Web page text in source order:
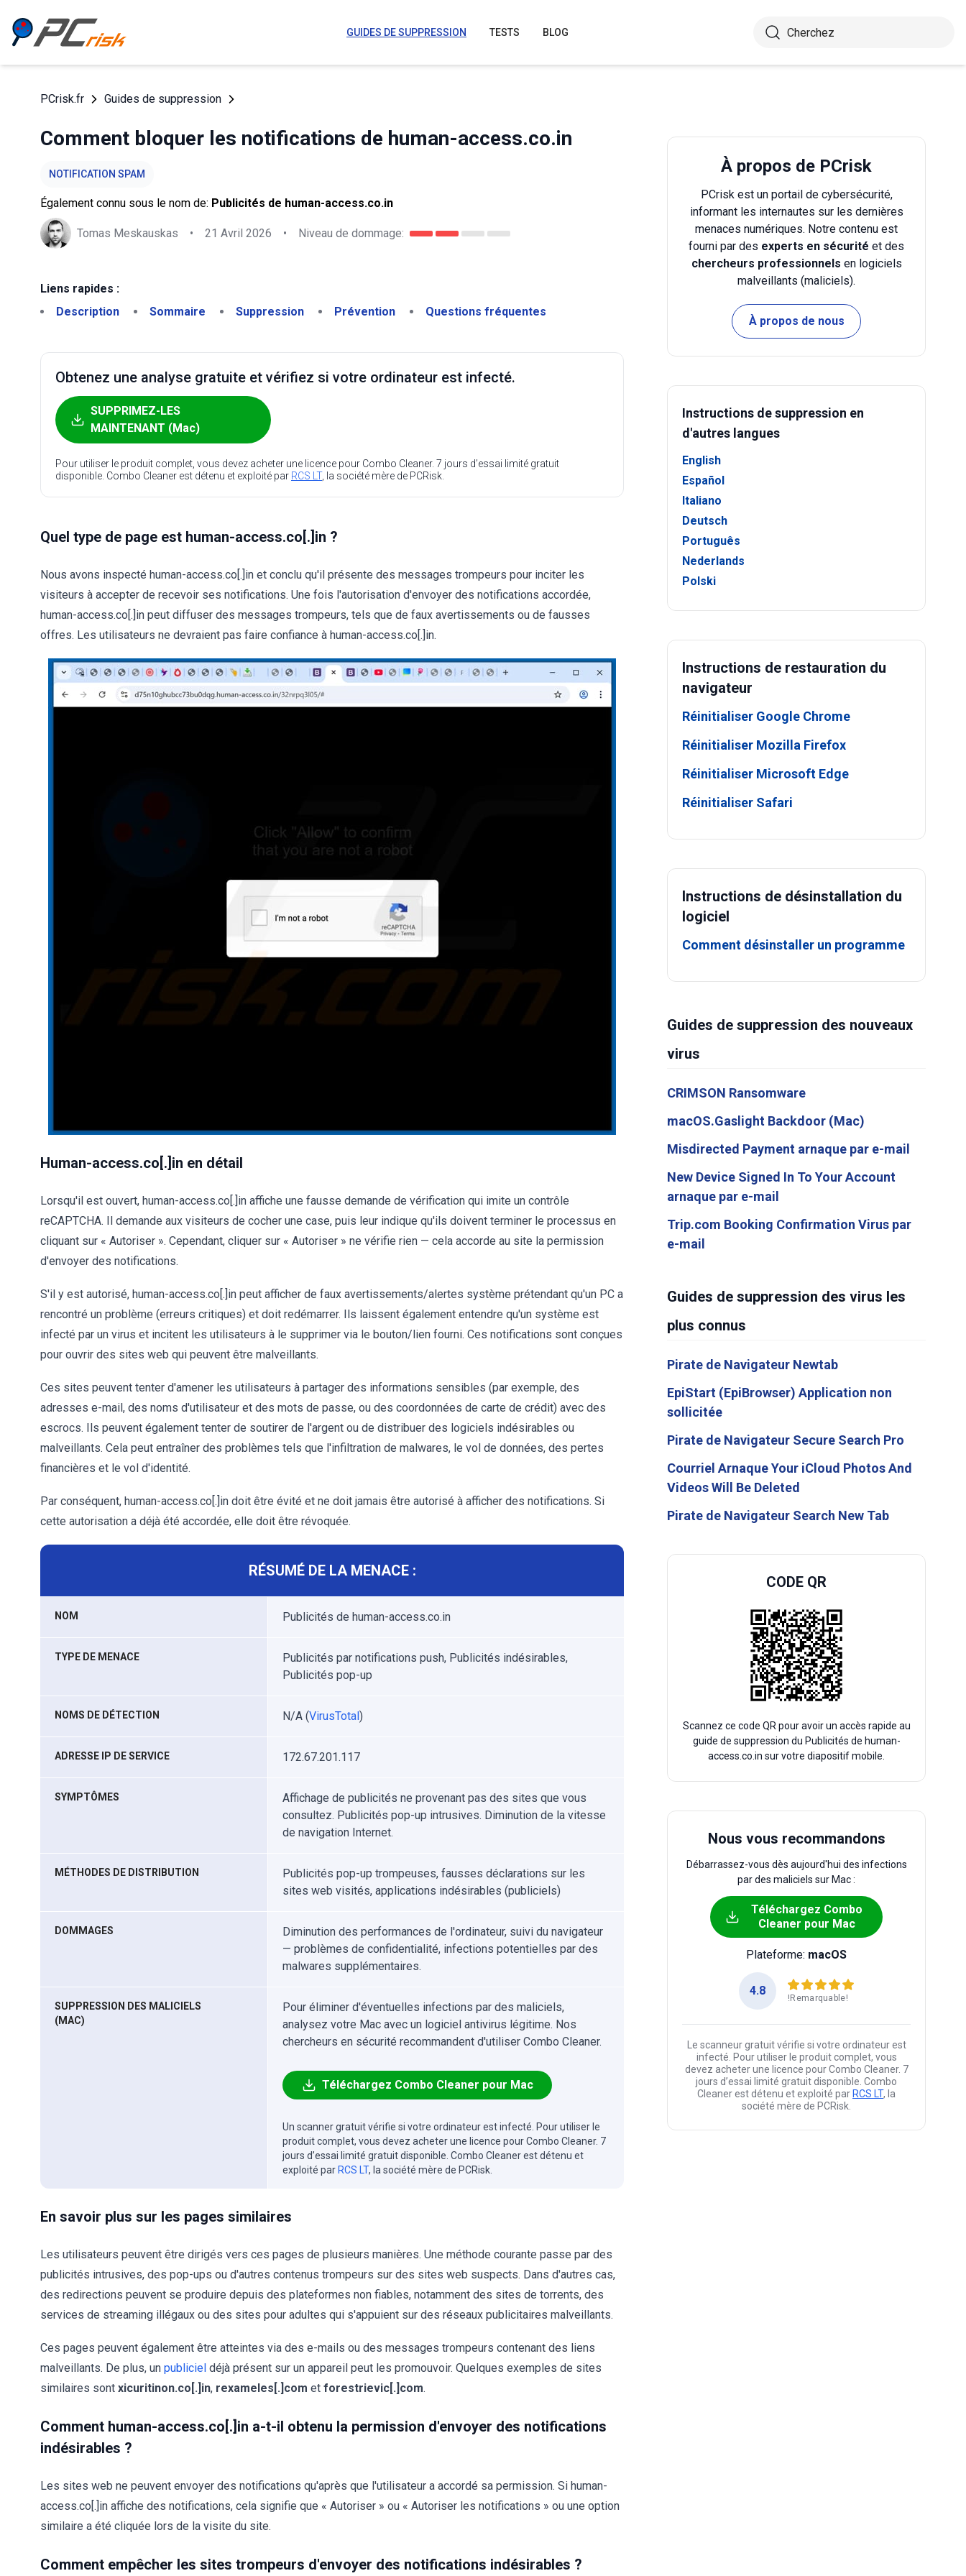
GUIDES DE SUPPRESSION TESTS BLOG
PCrisk.fr Guides de suppression
Comment bloquer les notifications de human-access.co.in
NOTIFICATION SPAM
Également connu sous le nom de: Publicités de human-access.co.in
Tomas Meskauskas • 21 Avril 2026 • Niveau de dommage:
Liens rapides :
Description
Sommaire Suppression Prévention Questions fréquentes
Obtenez une analyse gratuite et vérifiez si votre ordinateur est infecté.
SUPPRIMEZ-LES
MAINTENANT (Mac)
Pour utiliser le produit complet, vous devez acheter une licence pour Combo Cleaner. 7 jours d’essai limité gratuit
disponible. Combo Cleaner est détenu et exploité par RCS LT, la société mère de PCRisk.
Quel type de page est human-access.co[.]in ?
Nous avons inspecté human-access.co[.]in et conclu qu'il présente des messages trompeurs pour inciter les
visiteurs à accepter de recevoir ses notifications. Une fois l'autorisation d'envoyer des notifications accordée,
human-access.co[.]in peut diffuser des messages trompeurs, tels que de faux avertissements ou de fausses
offres. Les utilisateurs ne devraient pas faire confiance à human-access.co[.]in.
Human-access.co[.]in en détail
Lorsqu'il est ouvert, human-access.co[.]in affiche une fausse demande de vérification qui imite un contrôle
reCAPTCHA. Il demande aux visiteurs de cocher une case, puis leur indique qu'ils doivent terminer le processus en
cliquant sur « Autoriser ». Cependant, cliquer sur « Autoriser » ne vérifie rien — cela accorde au site la permission
d'envoyer des notifications.
S'il y est autorisé, human-access.co[.]in peut afficher de faux avertissements/alertes système prétendant qu'un PC a
rencontré un problème (erreurs critiques) et doit redémarrer. Ils laissent également entendre qu'un système est
infecté par un virus et incitent les utilisateurs à le supprimer via le bouton/lien fourni. Ces notifications sont conçues
pour ouvrir des sites web qui peuvent être malveillants.
Ces sites peuvent tenter d'amener les utilisateurs à partager des informations sensibles (par exemple, des
adresses e-mail, des noms d'utilisateur et des mots de passe, ou des coordonnées de carte de crédit) avec des
escrocs. Ils peuvent également tenter de soutirer de l'argent ou de distribuer des logiciels indésirables ou
malveillants. Cela peut entraîner des problèmes tels que l'infiltration de malwares, le vol de données, des pertes
financières et le vol d'identité.
Par conséquent, human-access.co[.]in doit être évité et ne doit jamais être autorisé à afficher des notifications. Si
cette autorisation a déjà été accordée, elle doit être révoquée.
RÉSUMÉ DE LA MENACE :
NOM Publicités de human-access.co.in
TYPE DE MENACE
Publicités par notifications push, Publicités indésirables,
Publicités pop-up
NOMS DE DÉTECTION N/A (VirusTotal)
ADRESSE IP DE SERVICE 172.67.201.117
SYMPTÔMES
Affichage de publicités ne provenant pas des sites que vous
consultez. Publicités pop-up intrusives. Diminution de la vitesse
de navigation Internet.
MÉTHODES DE DISTRIBUTION
Publicités pop-up trompeuses, fausses déclarations sur les
sites web visités, applications indésirables (publiciels)
DOMMAGES
Diminution des performances de l'ordinateur, suivi du navigateur
— problèmes de confidentialité, infections potentielles par des
malwares supplémentaires.
SUPPRESSION DES MALICIELS
(MAC)
Pour éliminer d'éventuelles infections par des maliciels,
analysez votre Mac avec un logiciel antivirus légitime. Nos
chercheurs en sécurité recommandent d'utiliser Combo Cleaner.
Téléchargez Combo Cleaner pour Mac
Un scanner gratuit vérifie si votre ordinateur est infecté. Pour utiliser le
produit complet, vous devez acheter une licence pour Combo Cleaner. 7
jours d’essai limité gratuit disponible. Combo Cleaner est détenu et
exploité par RCS LT, la société mère de PCRisk.
En savoir plus sur les pages similaires
Les utilisateurs peuvent être dirigés vers ces pages de plusieurs manières. Une méthode courante passe par des
publicités intrusives, des pop-ups ou d'autres contenus trompeurs sur des sites web suspects. Dans d'autres cas,
des redirections peuvent se produire depuis des plateformes non fiables, notamment des sites de torrents, des
services de streaming illégaux ou des sites pour adultes qui s'appuient sur des réseaux publicitaires malveillants.
Ces pages peuvent également être atteintes via des e-mails ou des messages trompeurs contenant des liens
malveillants. De plus, un publiciel déjà présent sur un appareil peut les promouvoir. Quelques exemples de sites
similaires sont xicuritinon.co[.]in, rexameles[.]com et forestrievic[.]com.
Comment human-access.co[.]in a-t-il obtenu la permission d'envoyer des notifications
indésirables ?
Les sites web ne peuvent envoyer des notifications qu'après que l'utilisateur a accordé sa permission. Si human-
access.co[.]in affiche des notifications, cela signifie que « Autoriser » ou « Autoriser les notifications » ou une option
similaire a été cliquée lors de la visite du site.
Comment empêcher les sites trompeurs d'envoyer des notifications indésirables ?
À propos de PCrisk
PCrisk est un portail de cybersécurité,
informant les internautes sur les dernières
menaces numériques. Notre contenu est
fourni par des experts en sécurité et des
chercheurs professionnels en logiciels
malveillants (maliciels).
À propos de nous
Instructions de suppression en
d'autres langues
English
Español
Italiano
Deutsch
Português
Nederlands
Polski
Instructions de restauration du
navigateur
Réinitialiser Google Chrome
Réinitialiser Mozilla Firefox
Réinitialiser Microsoft Edge
Réinitialiser Safari
Instructions de désinstallation du
logiciel
Comment désinstaller un programme
Guides de suppression des nouveaux
virus
CRIMSON Ransomware
macOS.Gaslight Backdoor (Mac)
Misdirected Payment arnaque par e-mail
New Device Signed In To Your Account
arnaque par e-mail
Trip.com Booking Confirmation Virus par
e-mail
Guides de suppression des virus les
plus connus
Pirate de Navigateur Newtab
EpiStart (EpiBrowser) Application non
sollicitée
Pirate de Navigateur Secure Search Pro
Courriel Arnaque Your iCloud Photos And
Videos Will Be Deleted
Pirate de Navigateur Search New Tab
CODE QR
Scannez ce code QR pour avoir un accès rapide au
guide de suppression du Publicités de human-
access.co.in sur votre diapositif mobile.
Nous vous recommandons
Débarrassez-vous dès aujourd'hui des infections
par des maliciels sur Mac :
Téléchargez Combo
Cleaner pour Mac
Plateforme: macOS
4.8
!Remarquable!
Le scanneur gratuit vérifie si votre ordinateur est
infecté. Pour utiliser le produit complet, vous
devez acheter une licence pour Combo Cleaner. 7
jours d’essai limité gratuit disponible. Combo
Cleaner est détenu et exploité par RCS LT, la
société mère de PCRisk.